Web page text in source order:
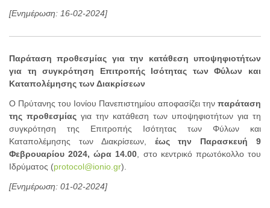
[Ενημέρωση: 16-02-2024]
Παράταση προθεσμίας για την κατάθεση υποψηφιοτήτων
για τη συγκρότηση Επιτροπής Ισότητας των Φύλων και
Καταπολέμησης των Διακρίσεων
Ο Πρύτανης του Ιονίου Πανεπιστημίου αποφασίζει την παράταση
της προθεσμίας για την κατάθεση των υποψηφιοτήτων για τη
συγκρότηση της Επιτροπής Ισότητας των Φύλων και
Καταπολέμησης των Διακρίσεων, έως την Παρασκευή 9
Φεβρουαρίου 2024, ώρα 14.00 , στο κεντρικό πρωτόκολλο του
Ιδρύματος (protocol@ionio.gr).
[Ενημέρωση: 01-02-2024]